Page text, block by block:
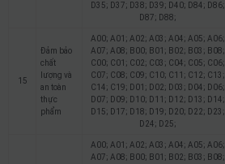
D35; D37; D38; D39; D40; D84; D86;
D87; D88;
15
Đảm bảo
chất
lượng và
an toàn
thực
phẩm
A00; A01; A02; A03; A04; A05; A06;
A07; A08; B00; B01; B02; B03; B08;
C00; C01; C02; C03; C04; C05; C06;
C07; C08; C09; C10; C11; C12; C13;
C14; C19; D01; D02; D03; D04; D06;
D07; D09; D10; D11; D12; D13; D14;
D15; D17; D18; D19; D20; D22; D23;
D24; D25;
A00; A01; A02; A03; A04; A05; A06;
A07; A08; B00; B01; B02; B03; B08;